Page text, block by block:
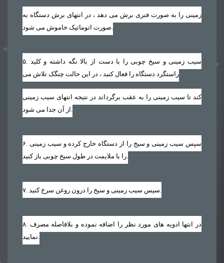
زمینی را به صورت فنری برش می دهد ، در انتهای برش دستگاه به
۵
راستگرد دستگاه را فعال کنید ، در این حالت چنگک تلاش می
کند تا سیب زمینی را به عقب برگرداند در نتیجه انتهای سیب زمینی
۶
۷
۸